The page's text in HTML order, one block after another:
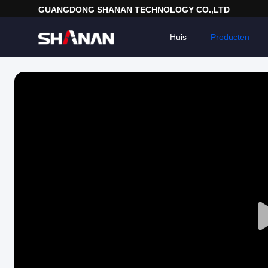
GUANGDONG SHANAN TECHNOLOGY CO.,LTD
Huis Producten